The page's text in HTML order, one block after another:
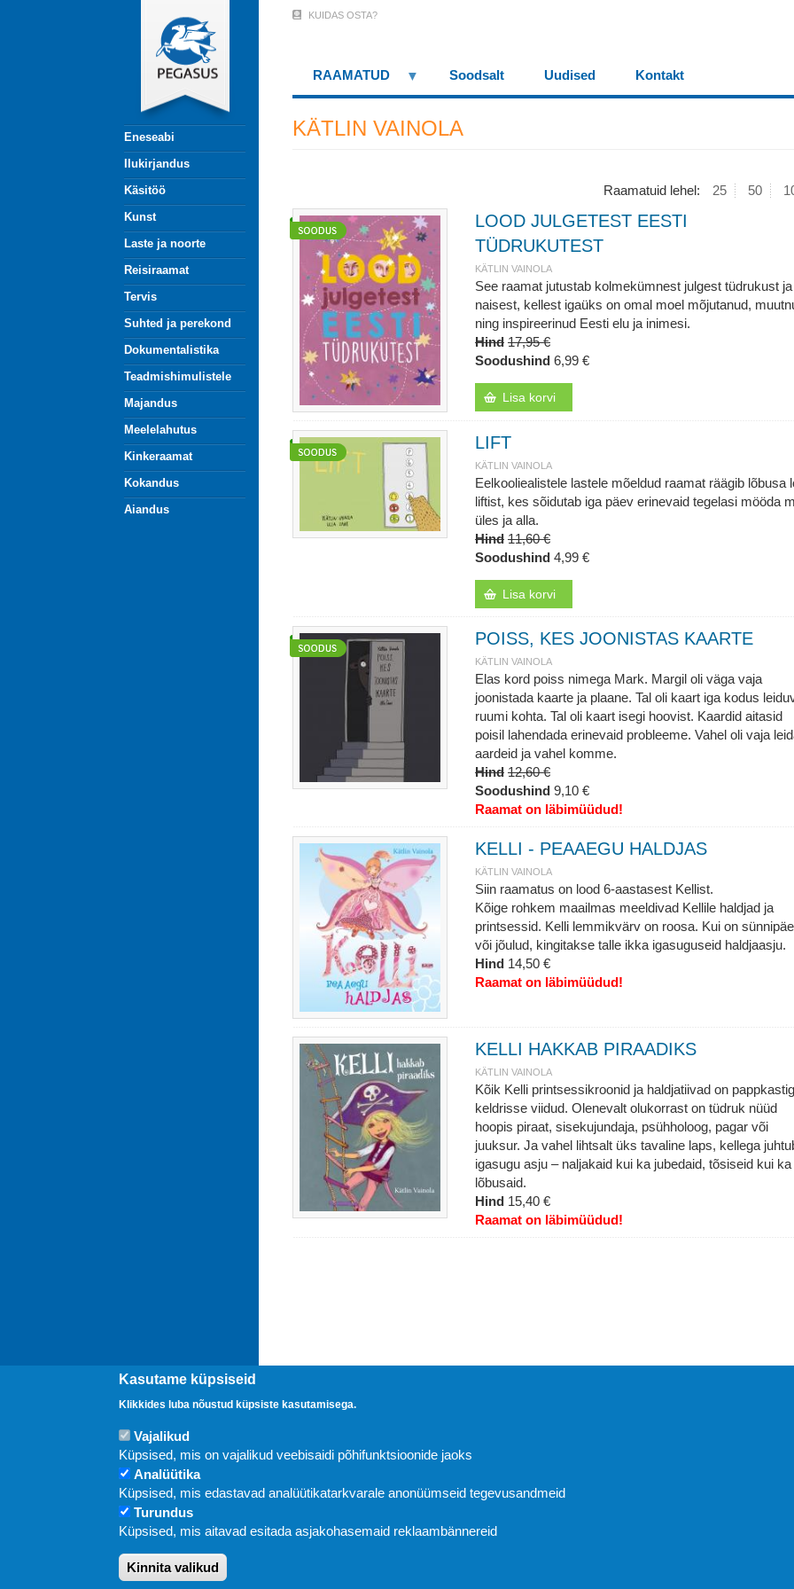
Eneseabi
Ilukirjandus
Käsitöö
Kunst
Laste ja noorte
Reisiraamat
Tervis
Suhted ja perekond
Dokumentalistika
Teadmishimulistele
Majandus
Meelelahutus
Kinkeraamat
Kokandus
Aiandus
Menu
(logged
KUIDAS OSTA?
RAAMATUD Soodsalt Uudised Kontakt
KÄTLIN VAINOLA
Raamatuid lehel: 25 50
LOOD JULGETEST EESTI
TÜDRUKUTEST
KÄTLIN VAINOLA
See raamat jutustab kolmekümnest julgest tüdrukust ja
naisest, kellest igaüks on omal moel mõjutanud,
ning inspireerinud Eesti elu ja inimesi.
Hind 17,95 €
Soodushind 6,99 €
Lisa korvi
LIFT
KÄTLIN VAINOLA
Eelkooliealistele lastele mõeldud raamat räägib lõbusa
liftist, kes sõidutab iga päev erinevaid tegelasi mööda
üles ja alla.
Hind 11,60 €
Soodushind 4,99 €
Lisa korvi
POISS, KES JOONISTAS KAARTE
KÄTLIN VAINOLA
Elas kord poiss nimega Mark. Margil oli väga vaja
joonistada kaarte ja plaane. Tal oli kaart iga kodus
ruumi kohta. Tal oli kaart isegi hoovist. Kaardid aitasid
poisil lahendada erinevaid probleeme. Vahel oli vaja
aardeid ja vahel komme.
Hind 12,60 €
Soodushind 9,10 €
Raamat on läbimüüdud!
KELLI - PEAAEGU HALDJAS
KÄTLIN VAINOLA
Siin raamatus on lood 6-aastasest Kellist.
Kõige rohkem maailmas meeldivad Kellile haldjad ja
printsessid. Kelli lemmikvärv on roosa. Kui on
või jõulud, kingitakse talle ikka igasuguseid haldjaasju.
Hind 14,50 €
Raamat on läbimüüdud!
KELLI HAKKAB PIRAADIKS
KÄTLIN VAINOLA
Kõik Kelli printsessikroonid ja haldjatiivad on
keldrisse viidud. Olenevalt olukorrast on tüdruk nüüd
hoopis piraat, sisekujundaja, psühholoog, pagar või
juuksur. Ja vahel lihtsalt üks tavaline laps, kellega
igasugu asju – naljakaid kui ka jubedaid, tõsiseid kui ka
lõbusaid.
Hind 15,40 €
Raamat on läbimüüdud!
Kasutame küpsiseid
Klikkides luba nõustud küpsiste kasutamisega.
Vajalikud
Küpsised, mis on vajalikud veebisaidi põhifunktsioonide jaoks
Analüütika
Küpsised, mis edastavad analüütikatarkvarale anonüümseid tegevusandmeid
Turundus
Küpsised, mis aitavad esitada asjakohasemaid reklaambännereid
Kinnita valikud